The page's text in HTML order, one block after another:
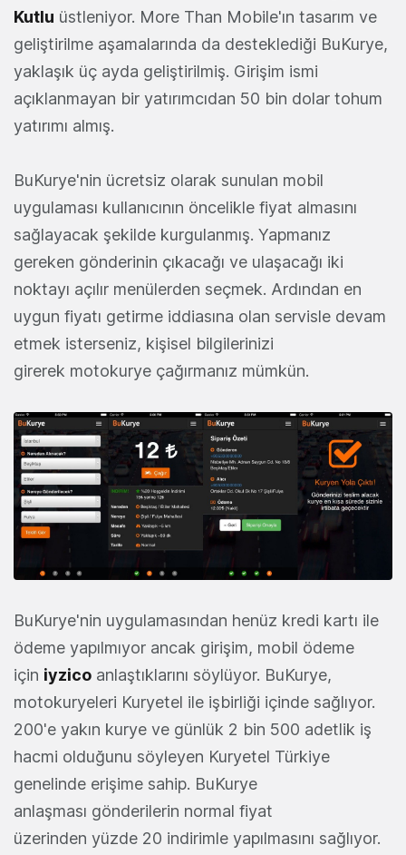
Kutlu üstleniyor. More Than Mobile'ın tasarım ve
geliştirilme aşamalarında da desteklediği BuKurye,
yaklaşık üç ayda geliştirilmiş. Girişim ismi
açıklanmayan bir yatırımcıdan 50 bin dolar tohum
yatırımı almış.
BuKurye'nin ücretsiz olarak sunulan mobil
uygulaması kullanıcının öncelikle fiyat almasını
sağlayacak şekilde kurgulanmış. Yapmanız
gereken gönderinin çıkacağı ve ulaşacağı iki
noktayı açılır menülerden seçmek. Ardından en
uygun fiyatı getirme iddiasına olan servisle devam
etmek isterseniz, kişisel bilgilerinizi
girerek motokurye çağırmanız mümkün.
BuKurye'nin uygulamasından henüz kredi kartı ile
ödeme yapılmıyor ancak girişim, mobil ödeme
için iyzico anlaştıklarını söylüyor. BuKurye,
motokuryeleri Kuryetel ile işbirliği içinde sağlıyor.
200'e yakın kurye ve günlük 2 bin 500 adetlik iş
hacmi olduğunu söyleyen Kuryetel Türkiye
genelinde erişime sahip. BuKurye
anlaşması gönderilerin normal fiyat
üzerinden yüzde 20 indirimle yapılmasını sağlıyor.